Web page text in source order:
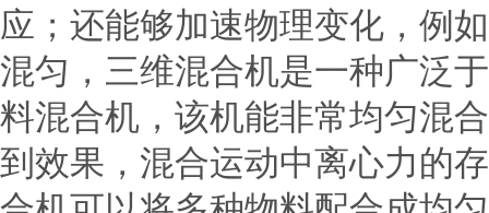
应；还能够加速物理变化，例
混匀，三维混合机是一种广泛
料混合机，该机能非常均匀混
到效果，混合运动中离心力的